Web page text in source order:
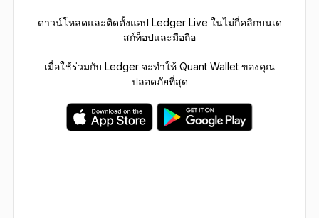
ดาวน์โหลดและติดตั้งแอป Ledger Live ในไม่กี่คลิกบนเด
สก์ท็อปและมือถือ
เมื่อใช้ร่วมกับ Ledger จะทำให้ Quant Wallet ของคุณ
ปลอดภัยที่สุด